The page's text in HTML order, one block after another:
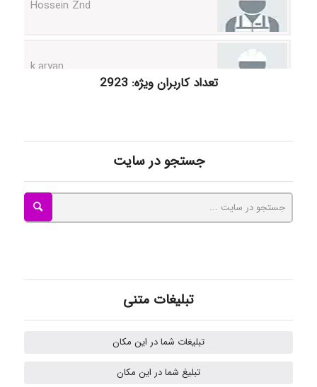
Mohammad
Tavan
akhtar shahsavandi
تعداد کاربران ویژه: 2923
جستجو در سایت
تبلیغات متنی
تبلیغات شما در این مکان
تبلیغ شما در این مکان